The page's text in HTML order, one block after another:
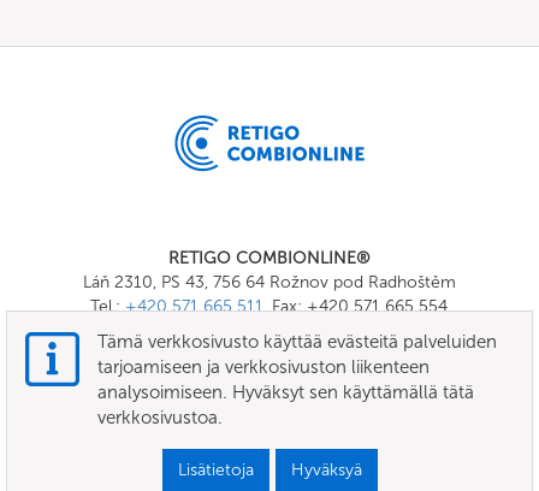
RETIGO COMBIONLINE®
Láň 2310, PS 43, 756 64 Rožnov pod Radhoštěm
Tel.:+420 571 665 511, Fax: +420 571 665 554
E-mail:
info@combionline.com
OnlineMenu
KÄYTTÖEHDOT
Tämä verkkosivusto käyttää evästeitä palveluiden
tarjoamiseen ja verkkosivuston liikenteen
analysoimiseen. Hyväksyt sen käyttämällä tätä
verkkosivustoa.
Lisätietoja Hyväksyä